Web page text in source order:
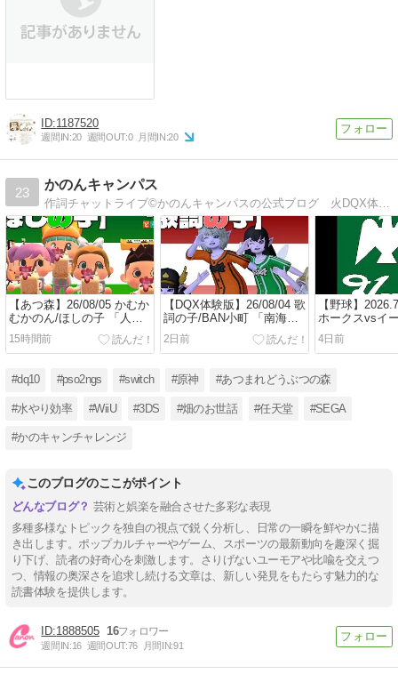
1187520
週間IN:20 週間OUT:0 月間IN:20
23
かのんキャンパス
【あつ森】26/08/05 かむか
むかのん/ほしの子 「人命
＞売上金💢」 vol.1484
15時間前
【DQX体験版】26/08/04 歌
詞の子/BAN小町 「南海デ
ー＆台風中国までﾄﾝでい
け」 vol.1483
2日前
【野球】
ホークスvsイ
4日前
#dq10 #pso2ngs #switch #原神 #あつまれどうぶつの森
#水やり効率 #WiiU #3DS #畑のお世話 #任天堂 #SEGA
#かのキャンチャレンジ
このブログのここがポイント
芸術と娯楽を融合させた多彩な表現
多種多様なトピックを独自の視点で鋭く分析し、日常の一瞬を鮮やかに描
き出します。ポップカルチャーやゲーム、スポーツの最新動向を趣深く掘
り下げ、読者の好奇心を刺激します。さりげないユーモアや比喩を交えつ
つ、情報の奥深さを追求し続ける文章は、新しい発見をもたらす魅力的な
読書体験を提供します。
1888505 16
週間IN:16 週間OUT:76 月間IN:91